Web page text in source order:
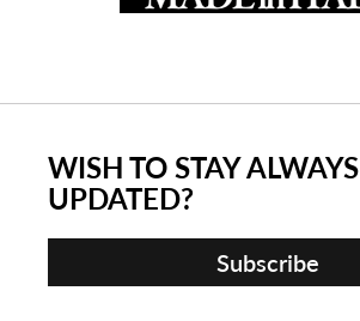
WISH TO STAY ALWAYS
UPDATED?
Subscribe